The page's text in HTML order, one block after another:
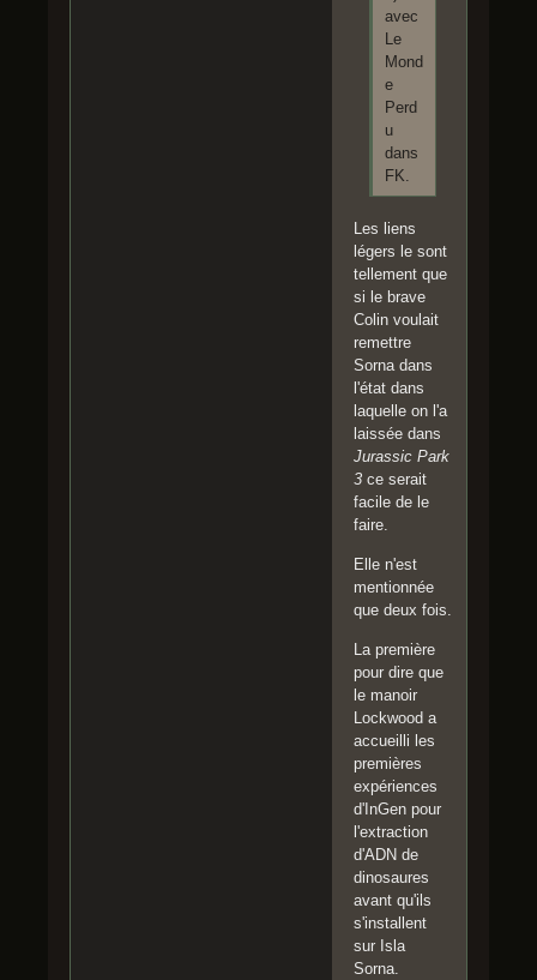
avec
Le
Mond
e
Perd
u
dans
FK.
Les liens
légers le sont
tellement que
si le brave
Colin voulait
remettre
Sorna dans
l'état dans
laquelle on l'a
laissée dans
Jurassic Park
3 ce serait
facile de le
faire.
Elle n'est
mentionnée
que deux fois.
La première
pour dire que
le manoir
Lockwood a
accueilli les
premières
expériences
d'InGen pour
l'extraction
d'ADN de
dinosaures
avant qu'ils
s'installent
sur Isla
Sorna.